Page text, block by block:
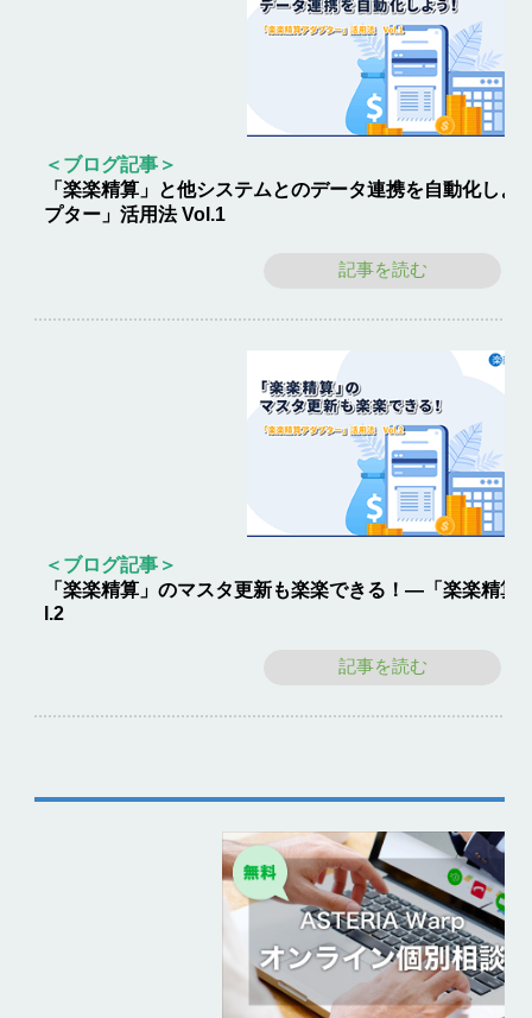
＜ブログ記事＞
「楽楽精算」と他システムとのデータ連携を自動化し
プター」活用法 Vol.1
記事を読む
＜ブログ記事＞
「楽楽精算」のマスタ更新も楽楽できる！―「楽楽精算
l.2
記事を読む